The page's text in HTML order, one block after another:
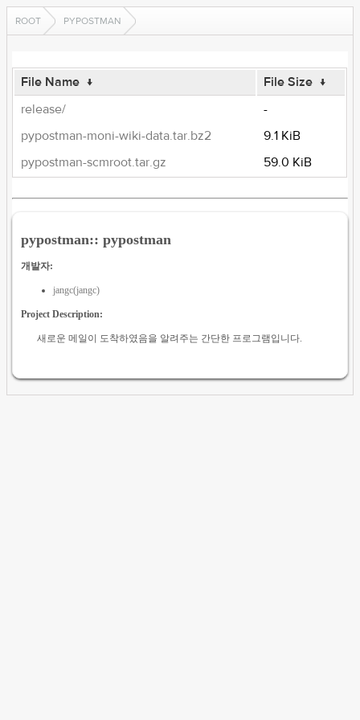
ROOT PYPOSTMAN
File Name ↓ File Size ↓
release/
-
pypostman-moni-wiki-data.tar.bz2
9.1 KiB
pypostman-scmroot.tar.gz
59.0 KiB
pypostman:: pypostman
개발자:
jangc(jangc)
Project Description:
새로운 메일이 도착하였음을 알려주는 간단한 프로그램입니다.